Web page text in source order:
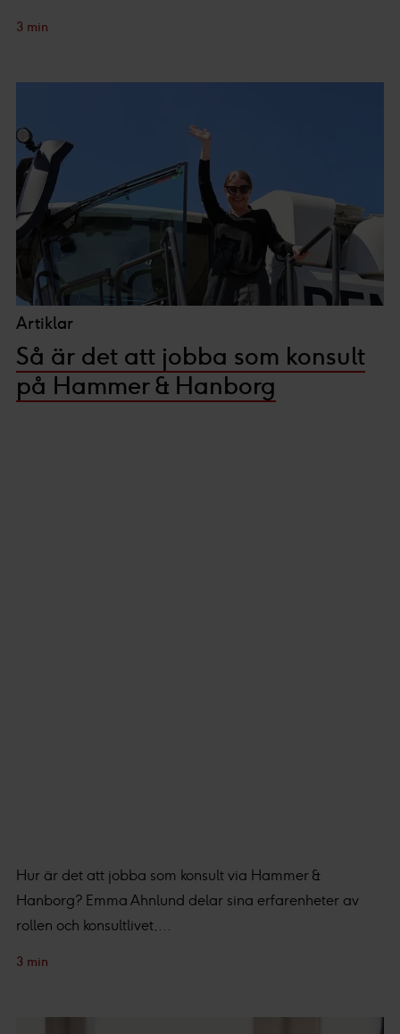
3 min
Artiklar
Så är det att jobba som konsult
på Hammer & Hanborg
Hur är det att jobba som konsult via Hammer &
Hanborg? Emma Ahnlund delar sina erfarenheter av
rollen och konsultlivet,...
3 min